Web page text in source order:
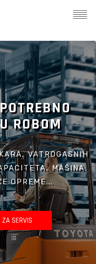
ROBOM
VATROGASNIH
MAŠINA
OPREME...
SERVIS